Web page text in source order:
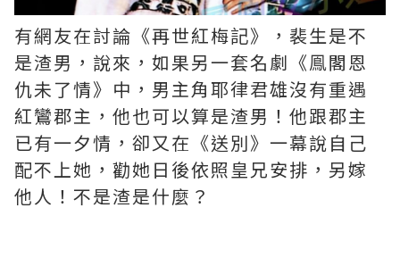
有網友在討論《再世紅梅記》，裴生是不
是渣男，說來，如果另一套名劇《鳯閣恩
仇未了情》中，男主角耶律君雄沒有重遇
紅鸞郡主，他也可以算是渣男！他跟郡主
已有一夕情，卻又在《送別》一幕說自己
配不上她，勸她日後依照皇兄安排，另嫁
他人！不是渣是什麼？ ​​​